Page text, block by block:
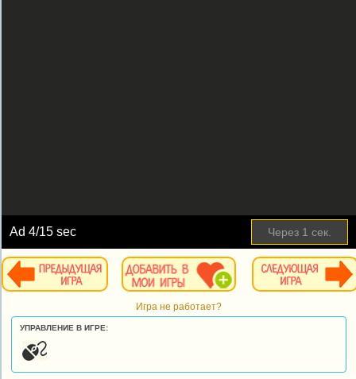
Ad4/15 sec Через 1 сек.
Игра не работает?
УПРАВЛЕНИЕ В ИГРЕ: